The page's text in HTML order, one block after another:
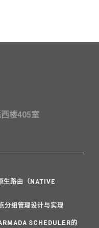
楼405室
生路由（NATIVE
分组管理设计与实现
SCHEDULER的